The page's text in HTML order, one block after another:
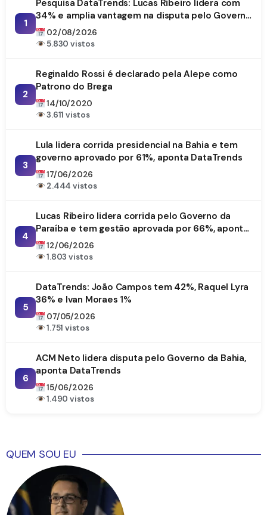
1
Pesquisa DataTrends: Lucas Ribeiro lidera com
34% e amplia vantagem na disputa pelo Governo
da Paraíba
02/08/2026
5.830 vistos
2
Reginaldo Rossi é declarado pela Alepe como
Patrono do Brega
14/10/2020
3.611 vistos
3
Lula lidera corrida presidencial na Bahia e tem
governo aprovado por 61%, aponta DataTrends
17/06/2026
2.444 vistos
4
Lucas Ribeiro lidera corrida pelo Governo da
Paraíba e tem gestão aprovada por 66%, aponta
DataTrends
12/06/2026
1.803 vistos
5
DataTrends: João Campos tem 42%, Raquel Lyra
36% e Ivan Moraes 1%
07/05/2026
1.751 vistos
6
ACM Neto lidera disputa pelo Governo da Bahia,
aponta DataTrends
15/06/2026
1.490 vistos
QUEM SOU EU